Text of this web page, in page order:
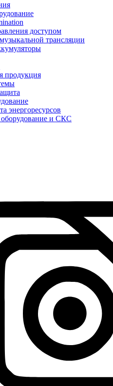
доступом
трансляции
продукция
энергоресурсов
и СКС